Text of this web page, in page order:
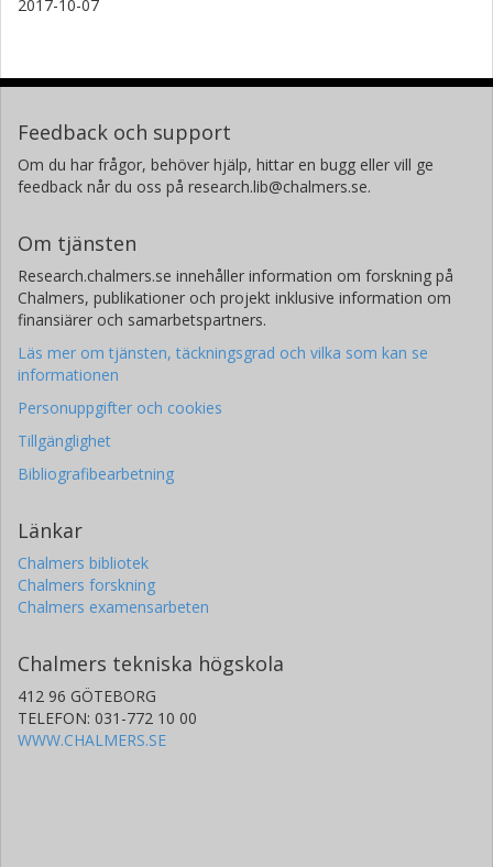
2017-10-07
Feedback och support
Om du har frågor, behöver hjälp, hittar en bugg eller vill ge
feedback når du oss på research.lib@chalmers.se.
Om tjänsten
Research.chalmers.se innehåller information om forskning på
Chalmers, publikationer och projekt inklusive information om
finansiärer och samarbetspartners.
Läs mer om tjänsten, täckningsgrad och vilka som kan se
informationen
Personuppgifter och cookies
Tillgänglighet
Bibliografibearbetning
Länkar
Chalmers bibliotek
Chalmers forskning
Chalmers examensarbeten
Chalmers tekniska högskola
412 96 GÖTEBORG
TELEFON: 031-772 10 00
WWW.CHALMERS.SE